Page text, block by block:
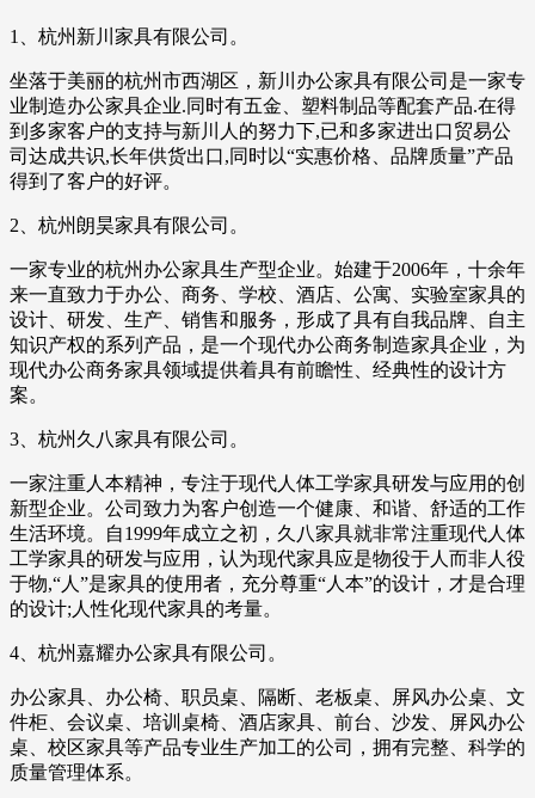
1、杭州新川家具有限公司。
坐落于美丽的杭州市西湖区，新川办公家具有限公司是一家专
业制造办公家具企业.同时有五金、塑料制品等配套产品.在得
到多家客户的支持与新川人的努力下,已和多家进出口贸易公
司达成共识,长年供货出口,同时以“实惠价格、品牌质量”产品
得到了客户的好评。
2、杭州朗昊家具有限公司。
一家专业的杭州办公家具生产型企业。始建于2006年，十余年
来一直致力于办公、商务、学校、酒店、公寓、实验室家具的
设计、研发、生产、销售和服务，形成了具有自我品牌、自主
知识产权的系列产品，是一个现代办公商务制造家具企业，为
现代办公商务家具领域提供着具有前瞻性、经典性的设计方
案。
3、杭州久八家具有限公司。
一家注重人本精神，专注于现代人体工学家具研发与应用的创
新型企业。公司致力为客户创造一个健康、和谐、舒适的工作
生活环境。自1999年成立之初，久八家具就非常注重现代人体
工学家具的研发与应用，认为现代家具应是物役于人而非人役
于物,“人”是家具的使用者，充分尊重“人本”的设计，才是合理
的设计;人性化现代家具的考量。
4、杭州嘉耀办公家具有限公司。
办公家具、办公椅、职员桌、隔断、老板桌、屏风办公桌、文
件柜、会议桌、培训桌椅、酒店家具、前台、沙发、屏风办公
桌、校区家具等产品专业生产加工的公司，拥有完整、科学的
质量管理体系。